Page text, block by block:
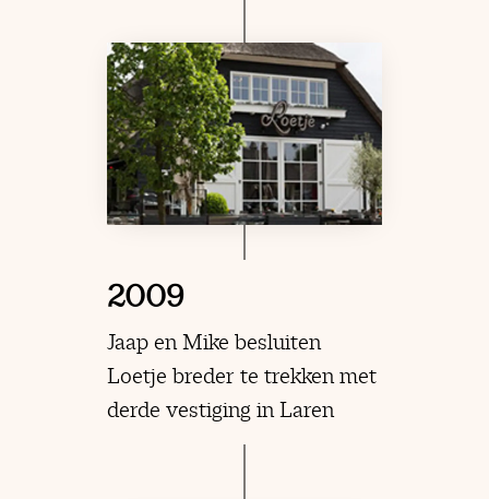
2009
Jaap en Mike besluiten
Loetje breder te trekken met
derde vestiging in Laren